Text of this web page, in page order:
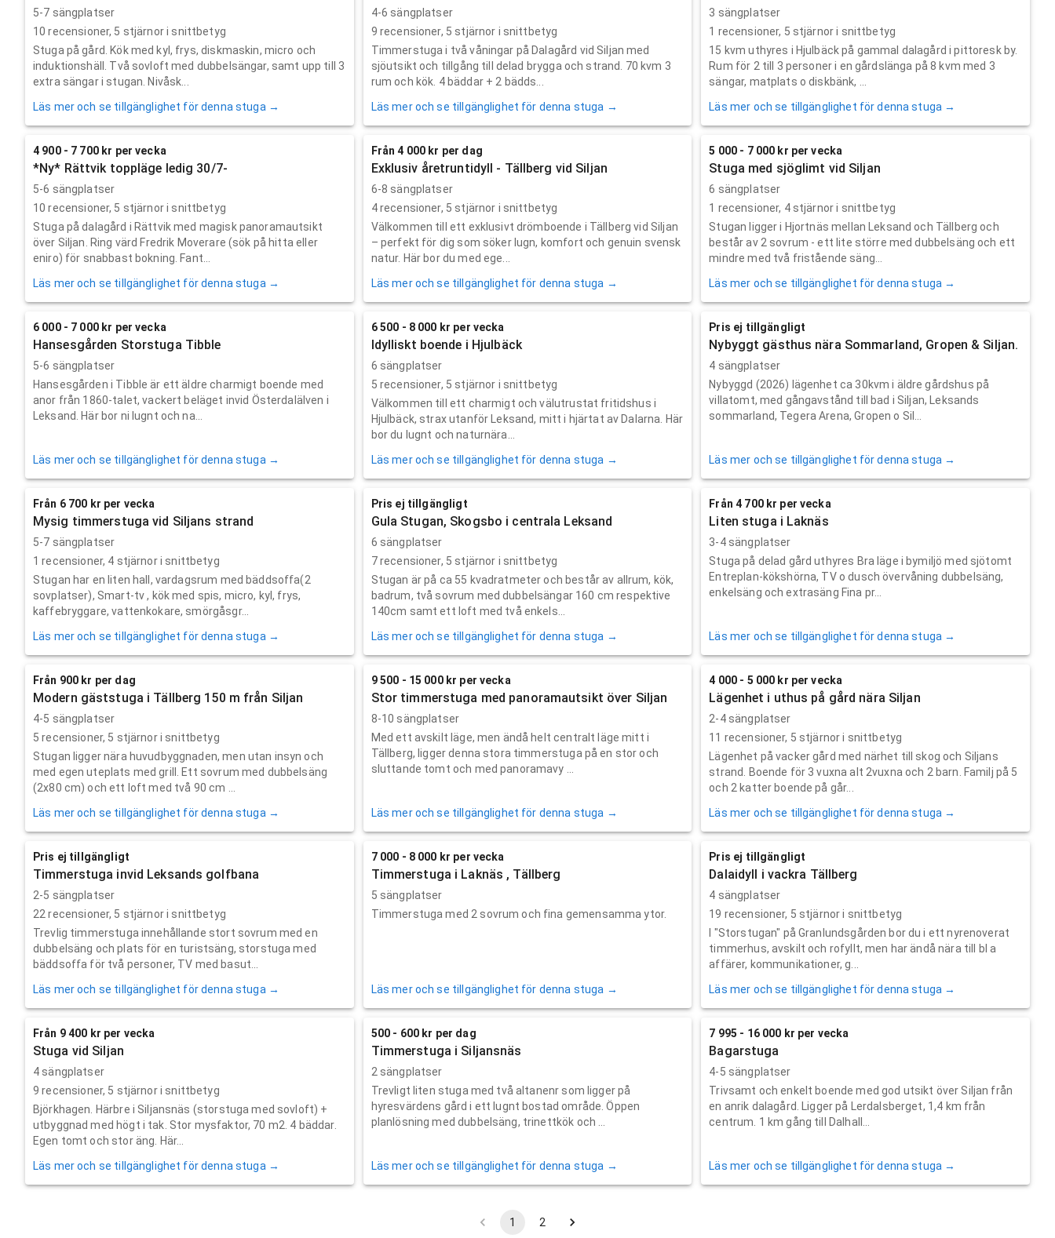
5-7 sängplatser
10 recensioner, 5 stjärnor i snittbetyg
Stuga på gård. Kök med kyl, frys, diskmaskin, micro och
induktionshäll. Två sovloft med dubbelsängar, samt upp till 3
extra sängar i stugan. Nivåsk...
Läs mer och se tillgänglighet för denna stuga →
4-6 sängplatser
9 recensioner, 5 stjärnor i snittbetyg
Timmerstuga i två våningar på Dalagård vid Siljan med
sjöutsikt och tillgång till delad brygga och strand. 70 kvm 3
rum och kök. 4 bäddar + 2 bädds...
Läs mer och se tillgänglighet för denna stuga →
3 sängplatser
1 recensioner, 5 stjärnor i snittbetyg
15 kvm uthyres i Hjulbäck på gammal dalagård i pittoresk by.
Rum för 2 till 3 personer i en gårdslänga på 8 kvm med 3
sängar, matplats o diskbänk, ...
Läs mer och se tillgänglighet för denna stuga →
4 900 - 7 700 kr per vecka
*Ny* Rättvik toppläge ledig 30/7-
5-6 sängplatser
10 recensioner, 5 stjärnor i snittbetyg
Stuga på dalagård i Rättvik med magisk panoramautsikt
över Siljan. Ring värd Fredrik Moverare (sök på hitta eller
eniro) för snabbast bokning. Fant...
Läs mer och se tillgänglighet för denna stuga →
Från 4 000 kr per dag
Exklusiv åretruntidyll - Tällberg vid Siljan
6-8 sängplatser
4recensioner, 5 stjärnor i snittbetyg
Välkommen till ett exklusivt drömboende i Tällberg vid Siljan
– perfekt för dig som söker lugn, komfort och genuin svensk
natur. Här bor du med ege...
Läs mer och se tillgänglighet för denna stuga →
5 000 - 7 000 kr per vecka
Stuga med sjöglimt vid Siljan
6 sängplatser
1 recensioner, 4stjärnor i snittbetyg
Stugan ligger i Hjortnäs mellan Leksand och Tällberg och
består av 2 sovrum - ett lite större med dubbelsäng och ett
mindre med två fristående säng...
Läs mer och se tillgänglighet för denna stuga →
6 000 - 7 000 kr per vecka
Hansesgården Storstuga Tibble
5-6 sängplatser
Hansesgården i Tibble är ett äldre charmigt boende med
anor från 1860-talet, vackert beläget invid Österdalälven i
Leksand. Här bor ni lugnt och na...
Läs mer och se tillgänglighet för denna stuga →
6 500 - 8 000 kr per vecka
Idylliskt boende i Hjulbäck
6 sängplatser
5 recensioner, 5 stjärnor i snittbetyg
Välkommen till ett charmigt och välutrustat fritidshus i
Hjulbäck, strax utanför Leksand, mitt i hjärtat av Dalarna. Här
bor du lugnt och naturnära...
Läs mer och se tillgänglighet för denna stuga →
Pris ej tillgängligt
Nybyggt gästhus nära Sommarland, Gropen & Siljan.
4 sängplatser
Nybyggd (2026) lägenhet ca 30kvm i äldre gårdshus på
villatomt, med gångavstånd till bad i Siljan, Leksands
sommarland, Tegera Arena, Gropen o Sil...
Läs mer och se tillgänglighet för denna stuga →
Från 6 700 kr per vecka
Mysig timmerstuga vid Siljans strand
5-7 sängplatser
1 recensioner, 4 stjärnor i snittbetyg
Stugan har en liten hall, vardagsrum med bäddsoffa(2
sovplatser), Smart-tv , kök med spis, micro, kyl, frys,
kaffebryggare, vattenkokare, smörgåsgr...
Läs mer och se tillgänglighet för denna stuga →
Pris ej tillgängligt
Gula Stugan, Skogsbo i centrala Leksand
6 sängplatser
7recensioner, 5 stjärnor i snittbetyg
Stugan är på ca 55 kvadratmeter och består av allrum, kök,
badrum, två sovrum med dubbelsängar 160 cm respektive
140cm samt ett loft med två enkels...
Läs mer och se tillgänglighet för denna stuga →
Från 4 700 kr per vecka
Liten stuga i Laknäs
3-4 sängplatser
Stuga på delad gård uthyres Bra läge i bymiljö med sjötomt
Entreplan-kökshörna, TV o dusch övervåning dubbelsäng,
enkelsäng och extrasäng Fina pr...
Läs mer och se tillgänglighet för denna stuga →
Från 900 kr per dag
Modern gäststuga i Tällberg 150 m från Siljan
4-5 sängplatser
5 recensioner, 5 stjärnor i snittbetyg
Stugan ligger nära huvudbyggnaden, men utan insyn och
med egen uteplats med grill. Ett sovrum med dubbelsäng
(2x80 cm) och ett loft med två 90 cm ...
Läs mer och se tillgänglighet för denna stuga →
9 500 - 15 000 kr per vecka
Stor timmerstuga med panoramautsikt över Siljan
8-10 sängplatser
Med ett avskilt läge, men ändå helt centralt läge mitt i
Tällberg, ligger denna stora timmerstuga på en stor och
sluttande tomt och med panoramavy ...
Läs mer och se tillgänglighet för denna stuga →
4 000 - 5 000 kr per vecka
Lägenhet i uthus på gård nära Siljan
2-4 sängplatser
11 recensioner, 5 stjärnor i snittbetyg
Lägenhet på vacker gård med närhet till skog och Siljans
strand. Boende för 3 vuxna alt 2vuxna och 2 barn. Familj på 5
och 2 katter boende på går...
Läs mer och se tillgänglighet för denna stuga →
Pris ej tillgängligt
Timmerstuga invid Leksands golfbana
2-5 sängplatser
22 recensioner, 5 stjärnor i snittbetyg
Trevlig timmerstuga innehållande stort sovrum med en
dubbelsäng och plats för en turistsäng, storstuga med
bäddsoffa för två personer, TV med basut...
Läs mer och se tillgänglighet för denna stuga →
7 000 - 8 000 kr per vecka
Timmerstuga i Laknäs , Tällberg
5 sängplatser
Timmerstuga med 2 sovrum och fina gemensamma ytor.
Läs mer och se tillgänglighet för denna stuga →
Pris ej tillgängligt
Dalaidyll i vackra Tällberg
4 sängplatser
19 recensioner, 5 stjärnor i snittbetyg
I "Storstugan" på Granlundsgården bor du i ett nyrenoverat
timmerhus, avskilt och rofyllt, men har ändå nära till bl a
affärer, kommunikationer, g...
Läs mer och se tillgänglighet för denna stuga →
Från 9 400 kr per vecka
Stuga vid Siljan
4 sängplatser
9 recensioner, 5 stjärnor i snittbetyg
Björkhagen. Härbre i Siljansnäs (storstuga med sovloft) +
utbyggnad med högt i tak. Stor mysfaktor, 70 m2. 4 bäddar.
Egen tomt och stor äng. Här...
Läs mer och se tillgänglighet för denna stuga →
500 - 600 kr per dag
Timmerstuga i Siljansnäs
2 sängplatser
Trevligt liten stuga med två altanenr som ligger på
hyresvärdens gård i ett lugnt bostad område. Öppen
planlösning med dubbelsäng, trinettkök och ...
Läs mer och se tillgänglighet för denna stuga →
7 995 - 16 000 kr per vecka
Bagarstuga
4-5 sängplatser
Trivsamt och enkelt boende med god utsikt över Siljan från
en anrik dalagård. Ligger på Lerdalsberget, 1,4 km från
centrum. 1 km gång till Dalhall...
Läs mer och se tillgänglighet för denna stuga →
1 2